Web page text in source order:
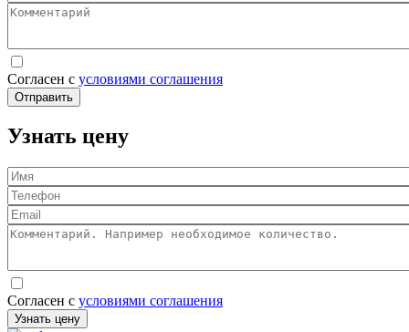
Комментарий
Согласен с условиями соглашения
Отправить
Узнать цену
Имя
Телефон
Email
Комментарий
Согласен с условиями соглашения
Узнать цену